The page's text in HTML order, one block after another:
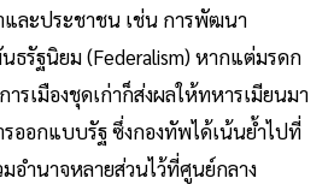
และประชาชน เช่น การพัฒนา
รัฐนิยม (Federalism) หากแต่มรดก
รเมืองชุดเก่าก็ส่งผลให้ทหารเมียนมา
ออกแบบรัฐ ซึ่งกองทัพได้เน้นย้ำไปที่
อำนาจหลายส่วนไว้ที่ศูนย์กลาง